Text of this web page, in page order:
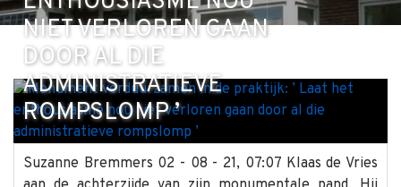
NIET VERLOREN GAAN
DOOR AL DIE
ADMINISTRATIEVE
ROMPSLOMP ’
Suzanne Bremmers 02 - 08 - 21, 07:07 Klaas de Vries